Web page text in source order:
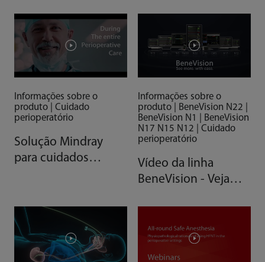
Informações sobre o
produto | Cuidado
perioperatório
Solução Mindray
para cuidados
Informações sobre o
produto | BeneVision N22 |
BeneVision N1 | BeneVision
N17 N15 N12 | Cuidado
perioperatório
Vídeo da linha
BeneVision - Veja